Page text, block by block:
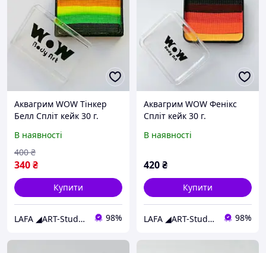
Аквагрим WOW Тінкер
Белл Спліт кейк 30 г.
В наявності
340₴
400 ₴
Купити
LAFA ◢ART-Studio◣ 98%
Аквагрим WOW Фенікс
Спліт кейк 30 г.
В наявності
420₴
Купити
LAFA ◢ART-Studio◣ 98%